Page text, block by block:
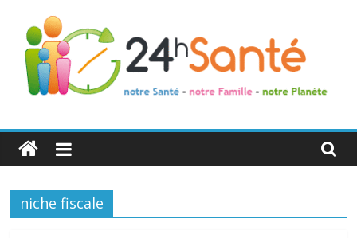
24h
Santé
Laniche fiscale